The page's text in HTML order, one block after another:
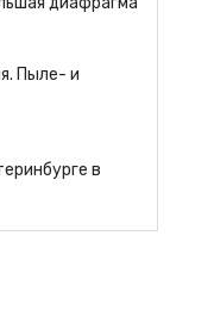
Пыле- и
в